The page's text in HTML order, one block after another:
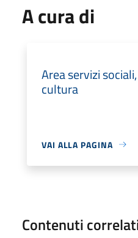
A cura di
Area servizi
cultura
VAI ALLA PAGINA
Contenuti